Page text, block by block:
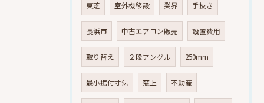
東芝 室外機移設 業界 手抜き
長浜市 中古エアコン販売 設置費用
取り替え ２段アングル 250mm
最小据付寸法 窓上 不動産